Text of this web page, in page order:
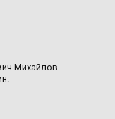
Михайлов